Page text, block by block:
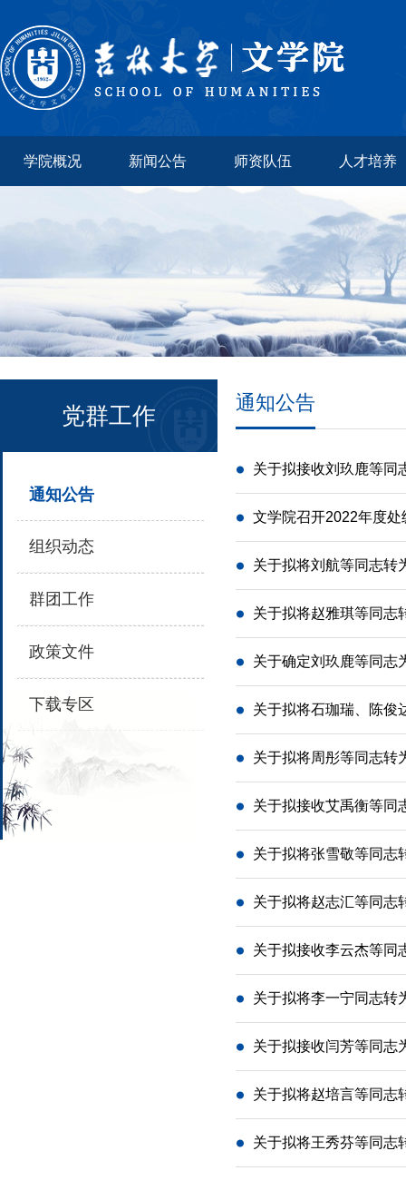
学院概况 新闻公告 师资队伍 人才培养
党群工作
通知公告
组织动态
群团工作
政策文件
下载专区
通知公告
关于拟接收刘玖鹿等同
文学院召开2022年度
关于拟将刘航等同志转
关于拟将赵雅琪等同志
关于确定刘玖鹿等同志
关于拟将石珈瑞、陈俊
关于拟将周彤等同志转
关于拟接收艾禹衡等同
关于拟将张雪敬等同志
关于拟将赵志汇等同志
关于拟接收李云杰等同
关于拟将李一宁同志转
关于拟接收闫芳等同志
关于拟将赵培言等同志
关于拟将王秀芬等同志